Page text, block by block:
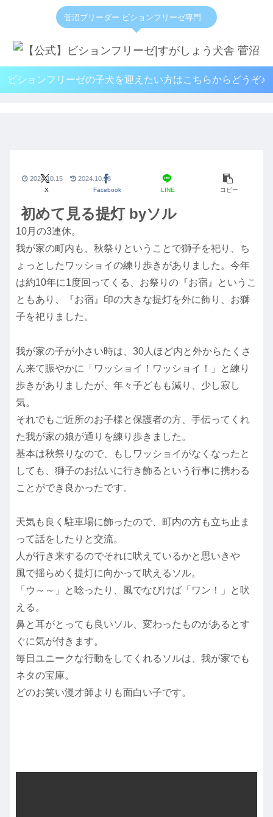
菅沼ブリーダー ビションフリーゼ専門
ビションフリーゼの子犬を迎えたい方はこちらからどうぞ♪
初めて見る提灯 byソル
X Facebook LINE コピー
2024.10.15 2024.10.18
10月の3連休。
我が家の町内も、秋祭りということで獅子を祀り、ち
ょっとしたワッショイの練り歩きがありました。今年
は約10年に1度回ってくる、お祭りの『お宿』というこ
ともあり、『お宿』印の大きな提灯を外に飾り、お獅
子を祀りました。
我が家の子が小さい時は、30人ほど内と外からたくさ
ん来て賑やかに「ワッショイ！ワッショイ！」と練り
歩きがありましたが、年々子どもも減り、少し寂し
気。
それでもご近所のお子様と保護者の方、手伝ってくれ
た我が家の娘が通りを練り歩きました。
基本は秋祭りなので、もしワッショイがなくなったと
しても、獅子のお払いに行き飾るという行事に携わる
ことができ良かったです。
天気も良く駐車場に飾ったので、町内の方も立ち止ま
って話をしたりと交流。
人が行き来するのでそれに吠えているかと思いきや
風で揺らめく提灯に向かって吠えるソル。
「ウ～～」と唸ったり、風でなびけば「ワン！」と吠
える。
鼻と耳がとっても良いソル、変わったものがあるとす
ぐに気が付きます。
毎日ユニークな行動をしてくれるソルは、我が家でも
ネタの宝庫。
どのお笑い漫才師よりも面白い子です。